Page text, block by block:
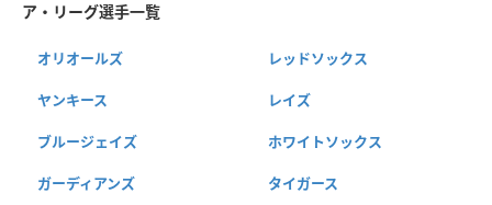
ア・リーグ選手一覧
オリオールズ レッドソックス
ヤンキース レイズ
ブルージェイズ ホワイトソックス
ガーディアンズ タイガース